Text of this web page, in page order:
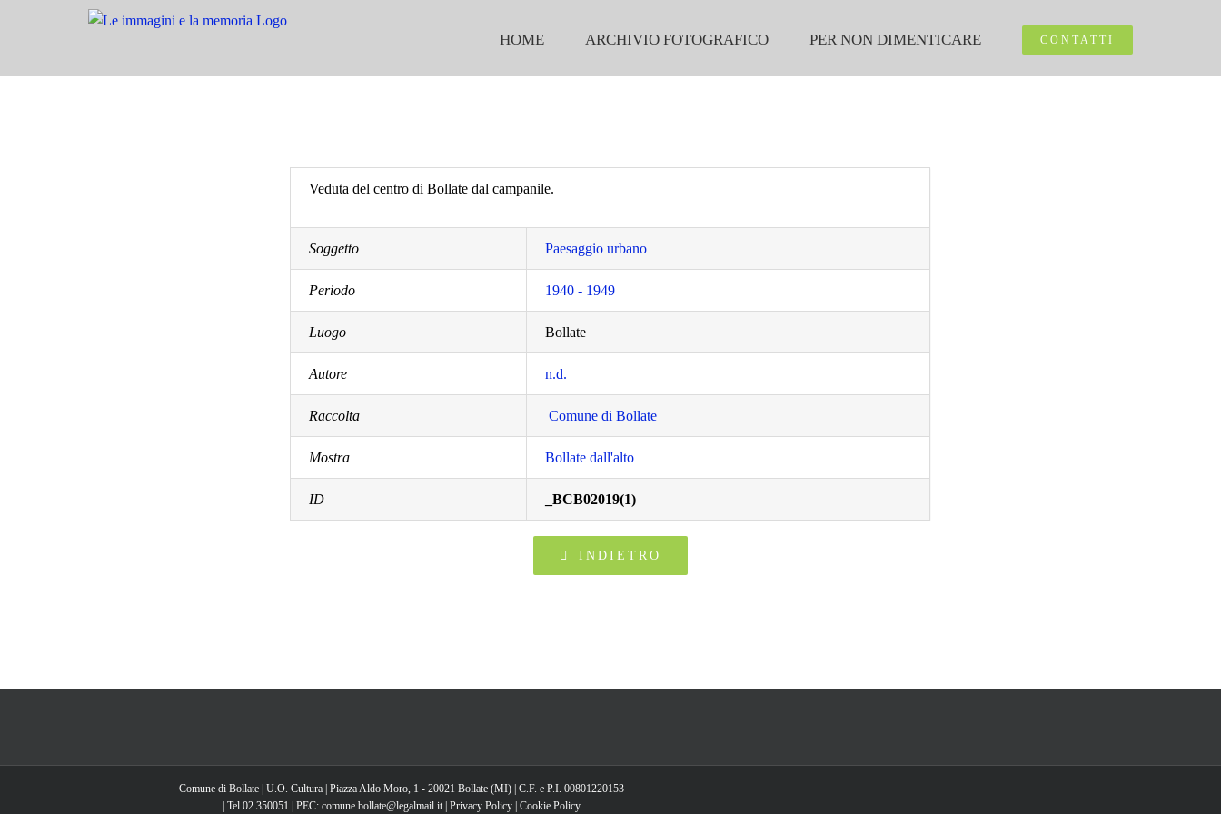
HOME ARCHIVIO FOTOGRAFICO PER NON DIMENTICARE CONTATTI
Veduta del centro di Bollate dal campanile.
Soggetto Paesaggio urbano
Periodo 1940 - 1949
Luogo Bollate
Autore n.d.
Raccolta Comune di Bollate
Mostra Bollate dall'alto
ID _BCB02019(1)
INDIETRO
Comune di Bollate | U.O. Cultura | Piazza Aldo Moro, 1 - 20021 Bollate (MI) | C.F. e P.I. 00801220153
| Tel 02.350051 | PEC: comune.bollate@legalmail.it | Privacy Policy Cookie Policy